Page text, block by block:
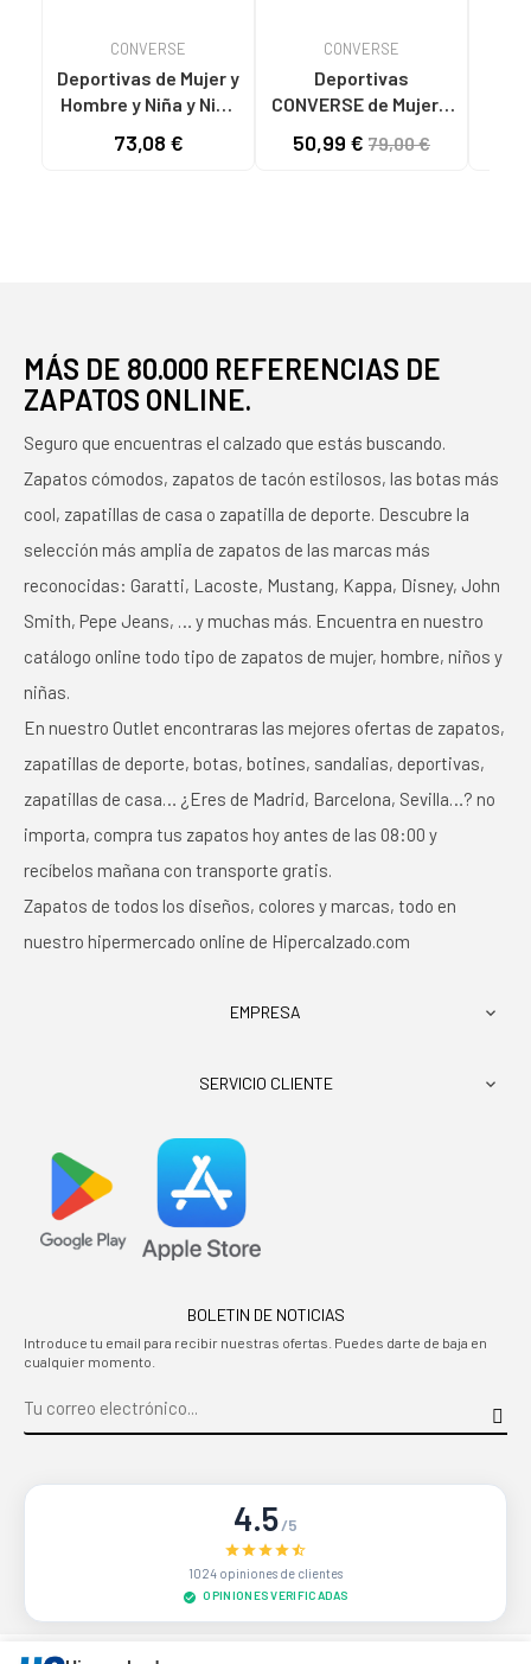
CONVERSE
Deportivas de Mujer y
Hombre y Niña y Niño
CHUCK TAYLOR ALL
73,08 €
CONVERSE
Deportivas
CONVERSE de Mujer y
ZAPATILLAS HOMBRE
50,99 € 79,00 €
MÁS DE 80.000 REFERENCIAS DE
ZAPATOS ONLINE.
Seguro que encuentras el calzado que estás buscando.
Zapatos cómodos, zapatos de tacón estilosos, las botas más
cool, zapatillas de casa o zapatilla de deporte. Descubre la
selección más amplia de zapatos de las marcas más
reconocidas: Garatti, Lacoste, Mustang, Kappa, Disney, John
Smith, Pepe Jeans, … y muchas más. Encuentra en nuestro
catálogo online todo tipo de zapatos de mujer, hombre, niños y
niñas.
En nuestro Outlet encontraras las mejores ofertas de zapatos,
zapatillas de deporte, botas, botines, sandalias, deportivas,
zapatillas de casa… ¿Eres de Madrid, Barcelona, Sevilla…? no
importa, compra tus zapatos hoy antes de las 08:00 y
recíbelos mañana con transporte gratis.
Zapatos de todos los diseños, colores y marcas, todo en
nuestro hipermercado online de Hipercalzado.com
EMPRESA 
SERVICIO CLIENTE 
BOLETIN DE NOTICIAS
Introduce tu email para recibir nuestras ofertas. Puedes darte de baja en
cualquier momento.
4.5/5
1024 opiniones de clientes
OPINIONES VERIFICADAS